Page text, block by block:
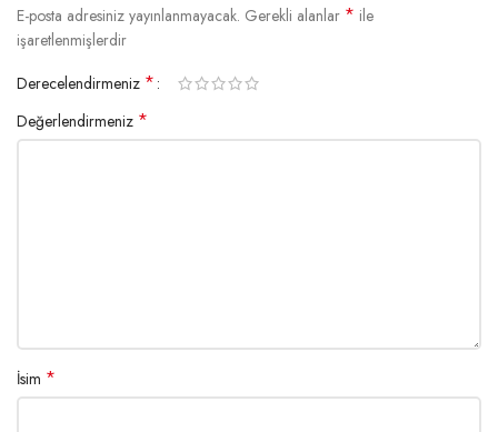
E-posta adresiniz yayınlanmayacak. Gerekli alanlar * ile
işaretlenmişlerdir
Derecelendirmeniz *
Değerlendirmeniz *
İsim *